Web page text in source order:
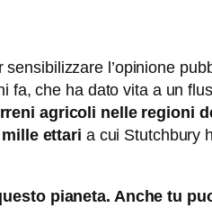
l’opinione
fa, che ha dato vita a un
agricoli nelle regioni
ettari a cui Stutchbury
pianeta. Anche tu